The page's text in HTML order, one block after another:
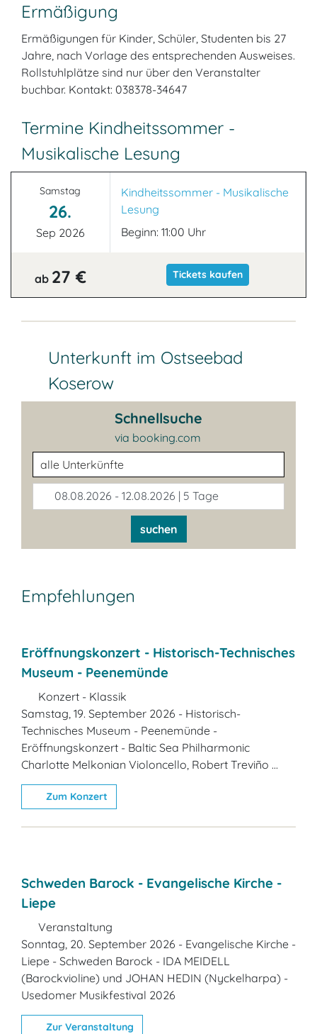
Ermäßigung
Ermäßigungen für Kinder, Schüler, Studenten bis 27
Jahre, nach Vorlage des entsprechenden Ausweises.
Rollstuhlplätze sind nur über den Veranstalter
buchbar. Kontakt: 038378-34647
Termine Kindheitssommer -
Musikalische Lesung
Samstag
26.
Sep 2026
Kindheitssommer - Musikalische
Lesung
Beginn: 11:00 Uhr
ab 27 € Tickets kaufen
Unterkunft im Ostseebad
Koserow
Schnellsuche
via booking.com
Unterkunftsart
08.08.2026 - 12.08.2026 | 5 Tage
suchen
Empfehlungen
Eröffnungskonzert - Historisch-Technisches
Museum - Peenemünde
Konzert - Klassik
Samstag, 19. September 2026 - Historisch-
Technisches Museum - Peenemünde -
Eröffnungskonzert - Baltic Sea Philharmonic
Charlotte Melkonian Violoncello, Robert Treviño ...
Zum Konzert
Schweden Barock - Evangelische Kirche -
Liepe
Veranstaltung
Sonntag, 20. September 2026 - Evangelische Kirche -
Liepe - Schweden Barock - IDA MEIDELL
(Barockvioline) und JOHAN HEDIN (Nyckelharpa) -
Usedomer Musikfestival 2026
Zur Veranstaltung